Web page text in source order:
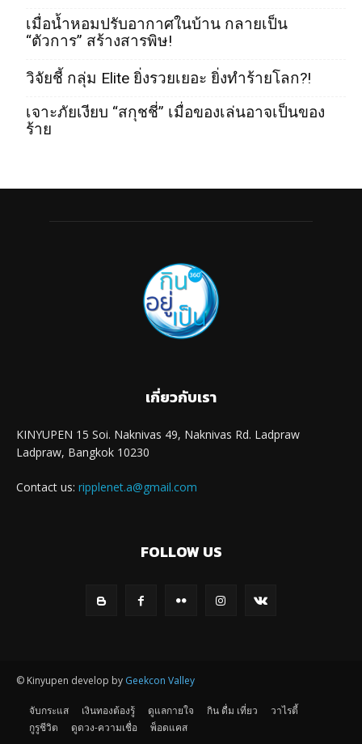
เมื่อน้ำหอมปรับอากาศในบ้าน กลายเป็น
“ตัวการ” สร้างสารพิษ!
วิจัยชี้ กลุ่ม Elite ยิ่งรวยเยอะ ยิ่งทำร้ายโลก?!
เจาะภัยเงียบ “สกุชชี่” เมื่อของเล่นอาจเป็นของ
ร้าย
เกี่ยวกับเรา
KINYUPEN 15 Soi. Naknivas 49, Naknivas Rd. Ladpraw
Ladpraw, Bangkok 10230
Contact us: ripplenet.a@gmail.com
FOLLOW US
© Kinyupen develop by Geekcon Valley
จับกระแส เงินทองต้องรู้ ดูแลกายใจ กิน ดื่ม เที่ยว
วาไรตี้
กูรูชีวิต
ดูดวง-ความเชื่อ พ็อดแคส